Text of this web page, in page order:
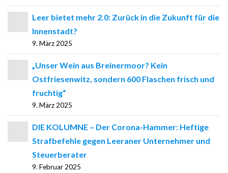
Leer bietet mehr 2.0: Zurück in die Zukunft für die
Innenstadt?
9. März 2025
„Unser Wein aus Breinermoor? Kein
Ostfriesenwitz, sondern 600 Flaschen frisch und
fruchtig“
9. März 2025
DIE KOLUMNE – Der Corona-Hammer: Heftige
Strafbefehle gegen Leeraner Unternehmer und
Steuerberater
9. Februar 2025